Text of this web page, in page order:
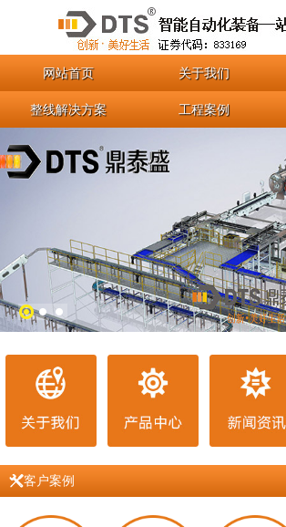
网站首页 关于我们
整线解决方案 工程案例
客户案例